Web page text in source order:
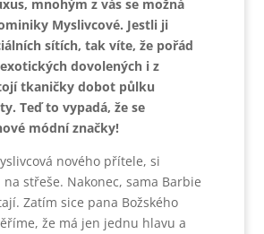
mnohým z vás se možná
Myslivcové. Jestli ji
sítích, tak víte, že pořád
dovolených i z
tkaničky dobot půlku
Teď to vypadá, že se
módní značky!
nového přítele, si
střeše. Nakonec, sama Barbie
Zatím sice pana Božského
že má jen jednu hlavu a